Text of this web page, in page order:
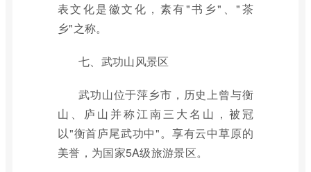
表文化是徽文化，素有"书乡"、"茶
乡"之称。
七、武功山风景区
武功山位于萍乡市，历史上曾与衡
山、庐山并称江南三大名山，被冠
以"衡首庐尾武功中"。享有云中草原的
美誉，为国家5A级旅游景区。